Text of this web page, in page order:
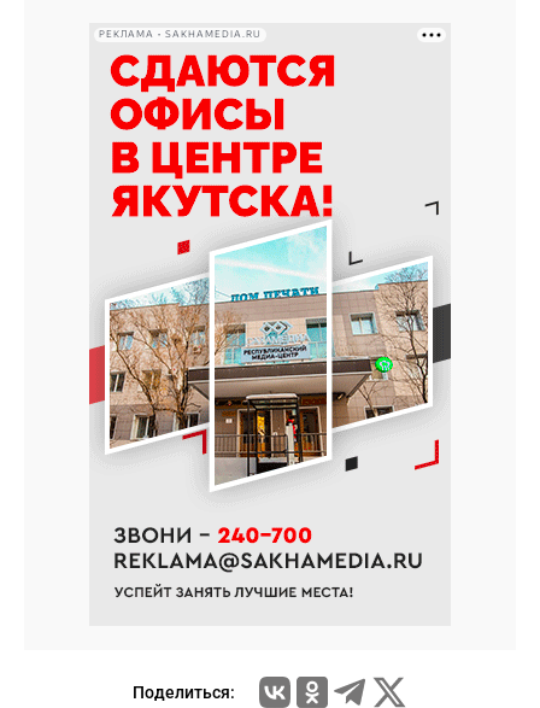
РЕКЛАМА • SAKHAMEDIA.RU
Поделиться: